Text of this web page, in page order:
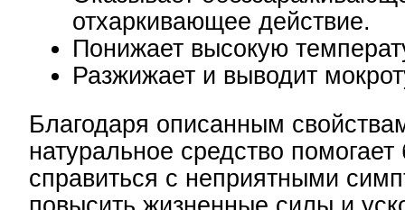
отхаркивающее действие.
Понижает высокую
Разжижает и выводит
Благодаря описанным
натуральное средство помогает
справиться с неприятными